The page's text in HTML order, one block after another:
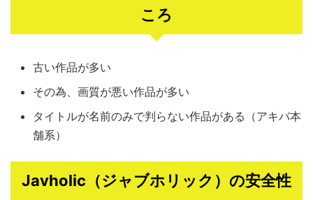
ころ
古い作品が多い
その為、画質が悪い作品が多い
タイトルが名前のみで判らない作品がある（アキバ本
舗系）
Javholic（ジャブホリック）の安全性